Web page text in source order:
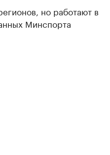
но работают в
Минспорта